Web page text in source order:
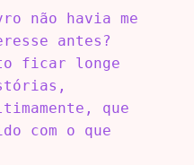
não havia me
antes?
ficar longe
que
com o que